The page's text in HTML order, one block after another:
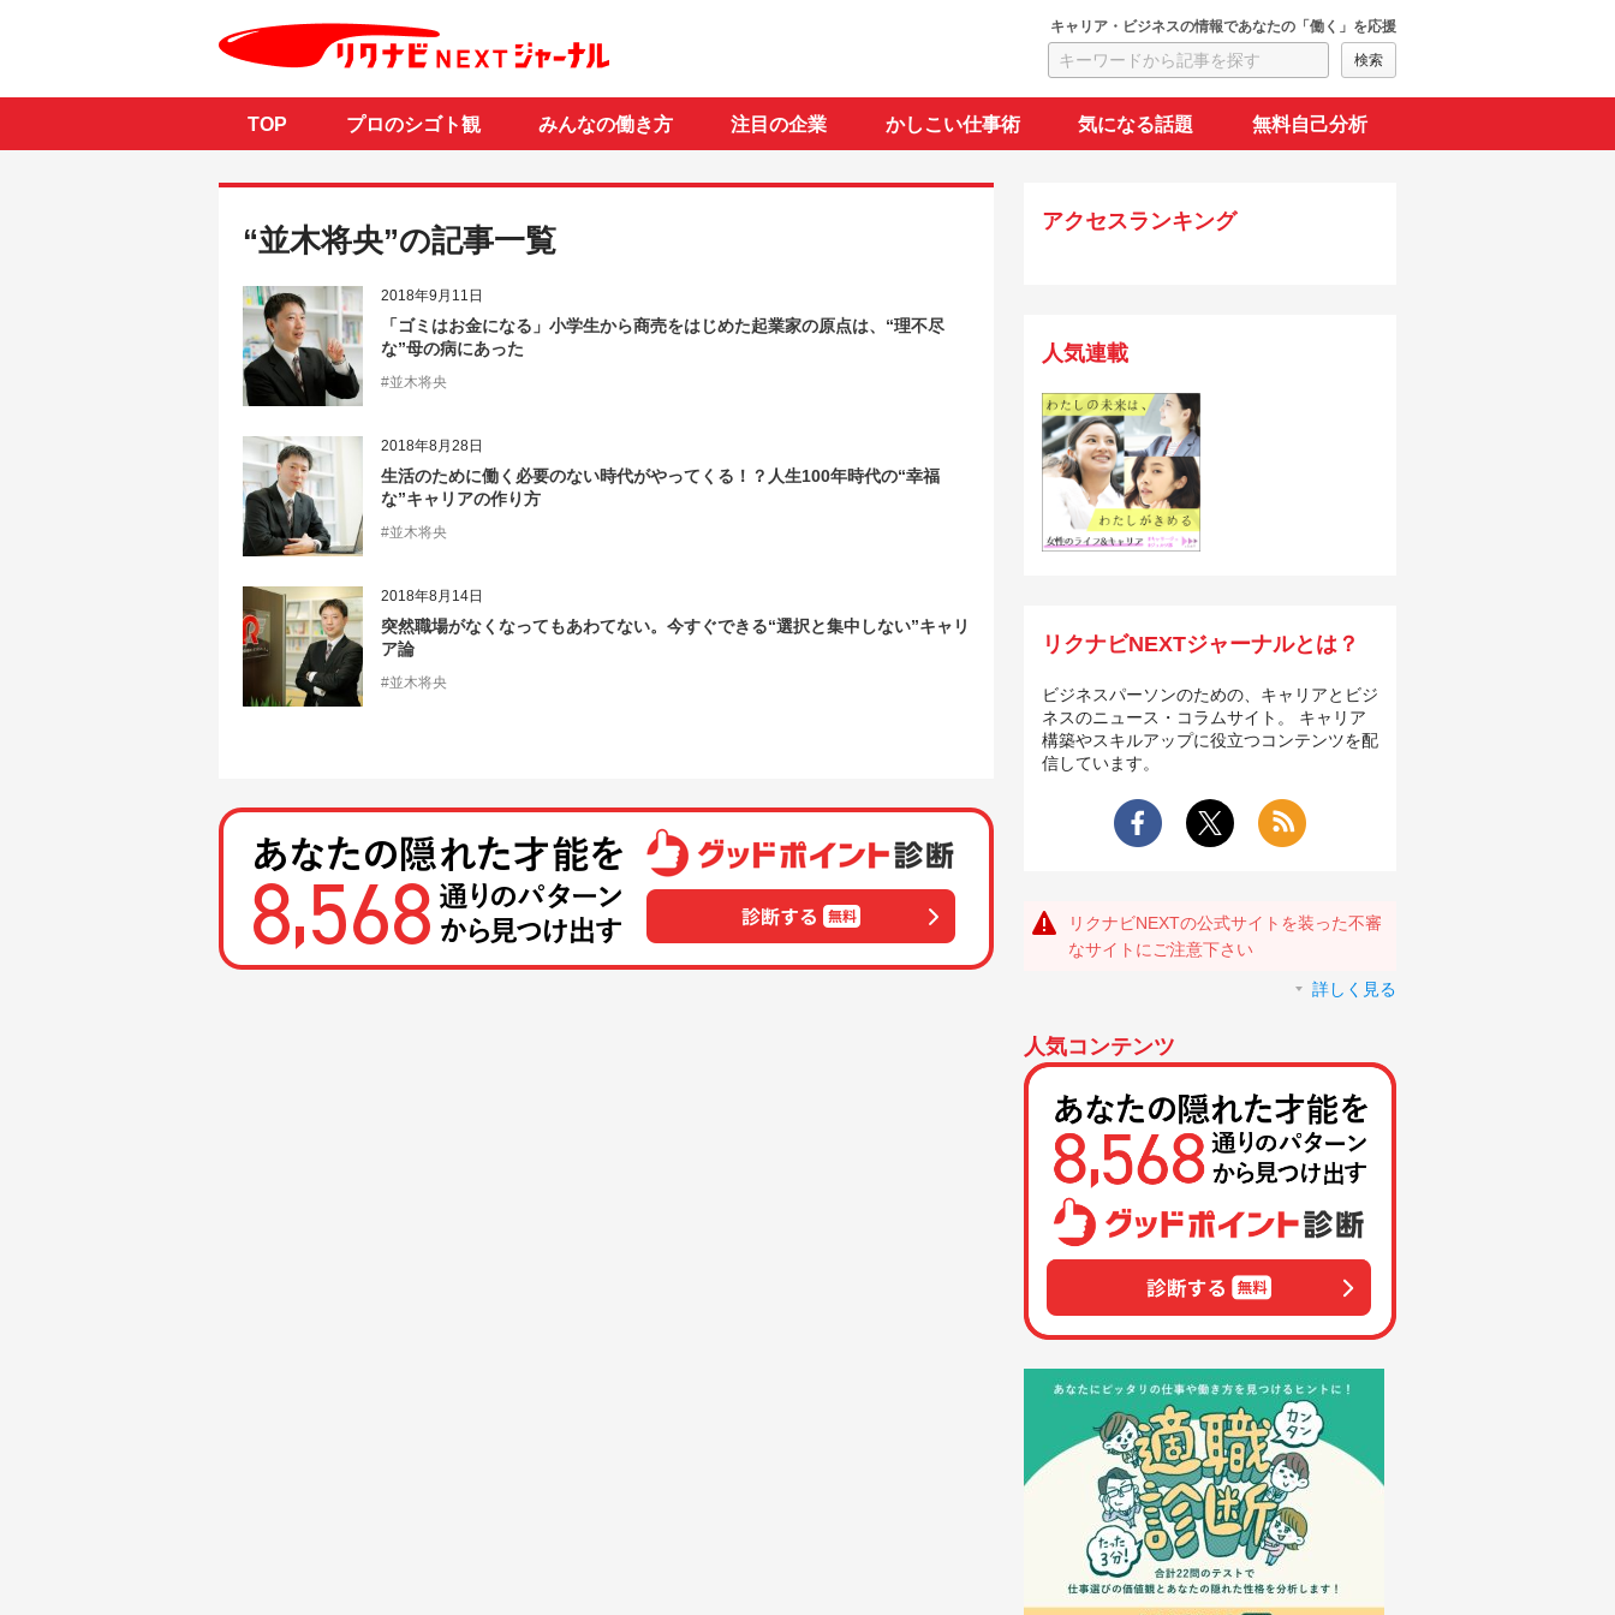
キャリア・ビジネスの情報であなたの「働く」を応援
TOP プロのシゴト観 みんなの働き方 注目の企業 かしこい仕事術 気になる話題 無料自己分析
“並木将央”の記事一覧
2018年9月11日
「ゴミはお金になる」小学生から商売をはじめた起業家の原点は、“理不尽
な”母の病にあった
#並木将央
2018年8月28日
生活のために働く必要のない時代がやってくる！？人生100年時代の“幸福
な”キャリアの作り方
#並木将央
2018年8月14日
突然職場がなくなってもあわてない。今すぐできる“選択と集中しない”キャリ
ア論
#並木将央
アクセスランキング
人気連載
リクナビNEXTジャーナルとは？
ビジネスパーソンのための、キャリアとビジ
ネスのニュース・コラムサイト。 キャリア
構築やスキルアップに役立つコンテンツを配
信しています。
リクナビNEXTの公式サイトを装った不審
なサイトにご注意下さい
詳しく見る
人気コンテンツ